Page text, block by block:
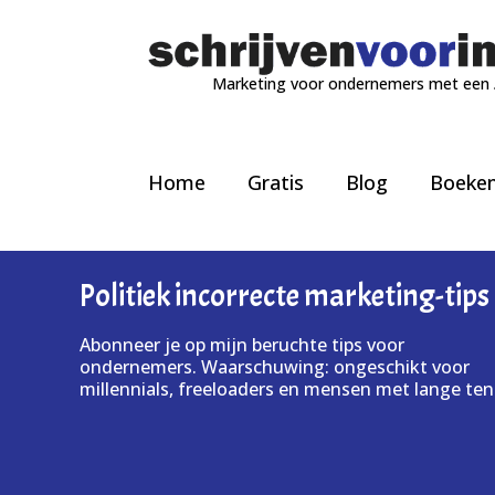
Marketing voor ondernemers met een
Home Gratis Blog
Politiek incorrecte marketing-tips
Abonneer je op mijn beruchte tips voor
ondernemers. Waarschuwing: ongeschikt voor
millennials, freeloaders en mensen met lange